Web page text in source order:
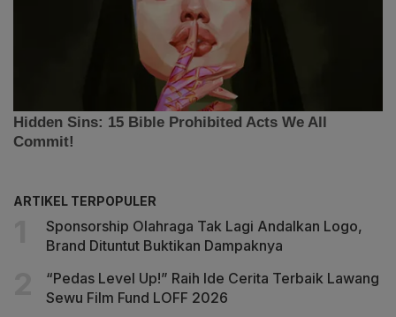
ARTIKEL TERPOPULER
Sponsorship Olahraga Tak Lagi Andalkan Logo,
Brand Dituntut Buktikan Dampaknya
“Pedas Level Up!” Raih Ide Cerita Terbaik Lawang
Sewu Film Fund LOFF 2026